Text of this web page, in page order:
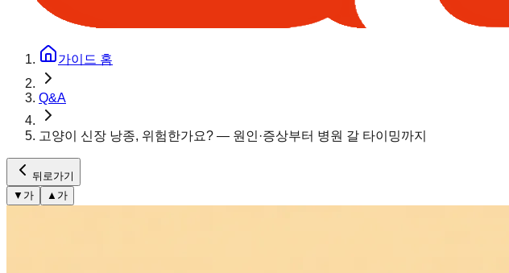
가이드 홈
Q&A
고양이 신장 낭종, 위험한가요? — 원인·증상부터 병원 갈 타이밍까지
뒤로가기
▼ 가 ▲ 가